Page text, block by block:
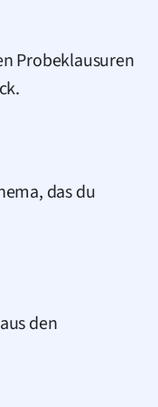
Probeklausuren
das du
den